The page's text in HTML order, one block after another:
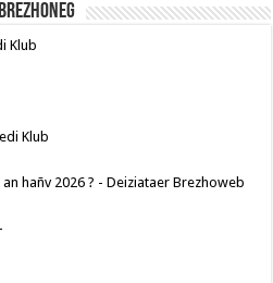
Klub
Klub
hañv 2026 ? - Deiziataer Brezhoweb